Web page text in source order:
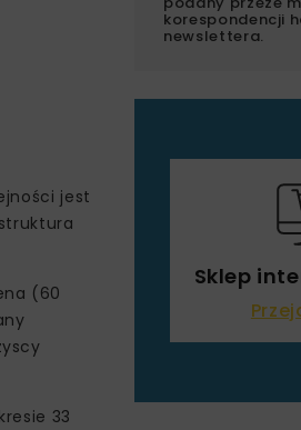
jest
(60
33
korespondencji
newslettera.
Sklep